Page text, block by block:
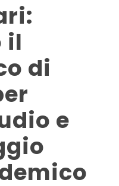
il
di
e